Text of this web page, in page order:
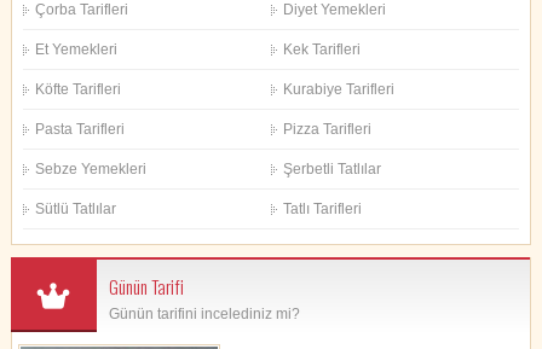
Çorba Tarifleri Diyet Yemekleri
Et Yemekleri Kek Tarifleri
Köfte Tarifleri Kurabiye Tarifleri
Pasta Tarifleri Pizza Tarifleri
Sebze Yemekleri Şerbetli Tatlılar
Sütlü Tatlılar Tatlı Tarifleri
Günün Tarifi
Günün tarifini incelediniz mi?